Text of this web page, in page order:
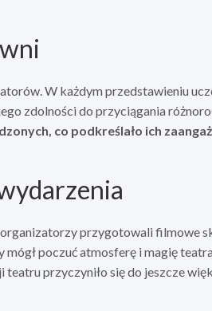
W każdym przedstawieniu
zdolności do przyciągania
co podkreślało ich
przygotowali filmowe
poczuć atmosferę i magię
przyczyniło się do jeszcze